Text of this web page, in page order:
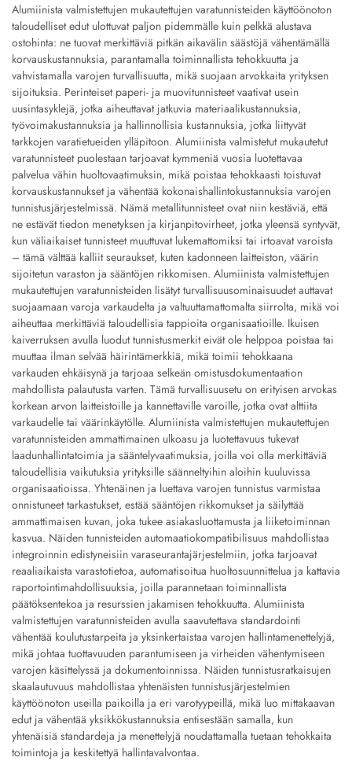
Alumiinista valmistettujen mukautettujen varatunnisteiden käyttöönoton
taloudelliset edut ulottuvat paljon pidemmälle kuin pelkkä alustava
ostohinta: ne tuovat merkittäviä pitkän aikavälin säästöjä vähentämällä
korvauskustannuksia, parantamalla toiminnallista tehokkuutta ja
vahvistamalla varojen turvallisuutta, mikä suojaan arvokkaita yrityksen
sijoituksia. Perinteiset paperi- ja muovitunnisteet vaativat usein
uusintasyklejä, jotka aiheuttavat jatkuvia materiaalikustannuksia,
työvoimakustannuksia ja hallinnollisia kustannuksia, jotka liittyvät
tarkkojen varatietueiden ylläpitoon. Alumiinista valmistetut mukautetut
varatunnisteet puolestaan tarjoavat kymmeniä vuosia luotettavaa
palvelua vähin huoltovaatimuksin, mikä poistaa tehokkaasti toistuvat
korvauskustannukset ja vähentää kokonaishallintokustannuksia varojen
tunnistusjärjestelmissä. Nämä metallitunnisteet ovat niin kestäviä, että
ne estävät tiedon menetyksen ja kirjanpitovirheet, jotka yleensä syntyvät,
kun väliaikaiset tunnisteet muuttuvat lukemattomiksi tai irtoavat varoista
– tämä välttää kalliit seuraukset, kuten kadonneen laitteiston, väärin
sijoitetun varaston ja sääntöjen rikkomisen. Alumiinista valmistettujen
mukautettujen varatunnisteiden lisätyt turvallisuusominaisuudet auttavat
suojaamaan varoja varkaudelta ja valtuuttamattomalta siirrolta, mikä voi
aiheuttaa merkittäviä taloudellisia tappioita organisaatioille. Ikuisen
kaiverruksen avulla luodut tunnistusmerkit eivät ole helppoa poistaa tai
muuttaa ilman selvää häirintämerkkiä, mikä toimii tehokkaana
varkauden ehkäisynä ja tarjoaa selkeän omistusdokumentaation
mahdollista palautusta varten. Tämä turvallisuusetu on erityisen arvokas
korkean arvon laitteistoille ja kannettaville varoille, jotka ovat alttiita
varkaudelle tai väärinkäytölle. Alumiinista valmistettujen mukautettujen
varatunnisteiden ammattimainen ulkoasu ja luotettavuus tukevat
laadunhallintatoimia ja sääntelyvaatimuksia, joilla voi olla merkittäviä
taloudellisia vaikutuksia yrityksille säänneltyihin aloihin kuuluvissa
organisaatioissa. Yhtenäinen ja luettava varojen tunnistus varmistaa
onnistuneet tarkastukset, estää sääntöjen rikkomukset ja säilyttää
ammattimaisen kuvan, joka tukee asiakasluottamusta ja liiketoiminnan
kasvua. Näiden tunnisteiden automaatiokompatibilisuus mahdollistaa
integroinnin edistyneisiin varaseurantajärjestelmiin, jotka tarjoavat
reaaliaikaista varastotietoa, automatisoitua huoltosuunnittelua ja kattavia
raportointimahdollisuuksia, joilla parannetaan toiminnallista
päätöksentekoa ja resurssien jakamisen tehokkuutta. Alumiinista
valmistettujen varatunnisteiden avulla saavutettava standardointi
vähentää koulutustarpeita ja yksinkertaistaa varojen hallintamenettelyjä,
mikä johtaa tuottavuuden parantumiseen ja virheiden vähentymiseen
varojen käsittelyssä ja dokumentoinnissa. Näiden tunnistusratkaisujen
skaalautuvuus mahdollistaa yhtenäisten tunnistusjärjestelmien
käyttöönoton useilla paikoilla ja eri varotyypeillä, mikä luo mittakaavan
edut ja vähentää yksikkökustannuksia entisestään samalla, kun
yhtenäisiä standardeja ja menettelyjä noudattamalla tuetaan tehokkaita
toimintoja ja keskitettyä hallintavalvontaa.